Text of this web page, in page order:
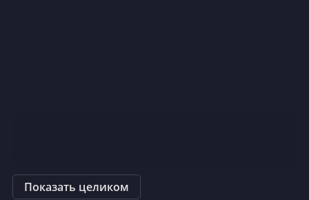
Показать целиком